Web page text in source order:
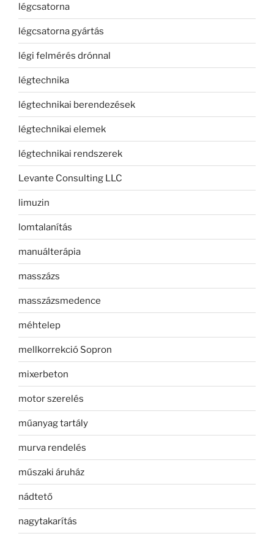
légcsatorna
légcsatorna gyártás
légi felmérés drónnal
légtechnika
légtechnikai berendezések
légtechnikai elemek
légtechnikai rendszerek
Levante Consulting LLC
limuzin
lomtalanítás
manuálterápia
masszázs
masszázsmedence
méhtelep
mellkorrekció Sopron
mixerbeton
motor szerelés
műanyag tartály
murva rendelés
műszaki áruház
nádtető
nagytakarítás